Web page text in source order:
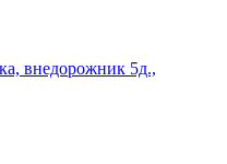
внедорожник 5д.,